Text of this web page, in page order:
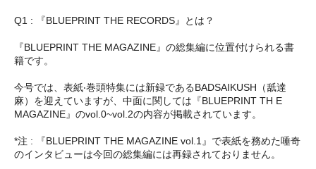
Q1 : 『BLUEPRINT THE RECORDS』とは？
『BLUEPRINT THE MAGAZINE』の総集編に位置付けられる書
籍です。
今号では、表紙‧巻頭特集には新録であるBADSAIKUSH（舐達
麻）を迎えていますが、中面に関しては『BLUEPRINT TH E
MAGAZINE』のvol.0~vol.2の内容が掲載されています。
*注 : 『BLUEPRINT THE MAGAZINE vol.1』で表紙を務めた唾奇
のインタビューは今回の総集編には再録されておりません。